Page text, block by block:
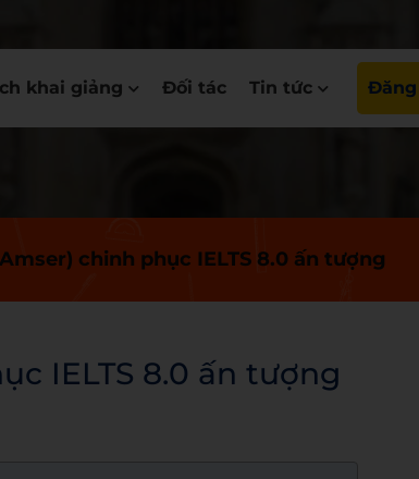
khai giảng Đối tác Tin tức Đăng
chinh phục IELTS 8.0 ấn tượng
IELTS 8.0 ấn tượng